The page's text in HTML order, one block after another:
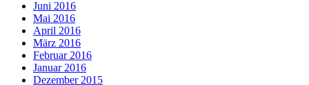
Juni 2016
Mai 2016
April 2016
März 2016
Februar 2016
Januar 2016
Dezember 2015